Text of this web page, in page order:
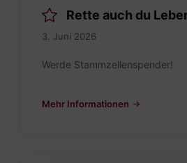
Rette auch du
3. Juni 2026
Werde Stammzellenspender!
Mehr Informationen